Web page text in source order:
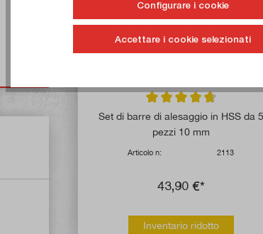
Valutazione media di 4.8
Set di barre di alesaggio in HSS da 5
pezzi 10 mm
Articolo n: 2113
43,90 €*
Inventario ridotto
Configurare i cookie
Accettare i cookie selezionati